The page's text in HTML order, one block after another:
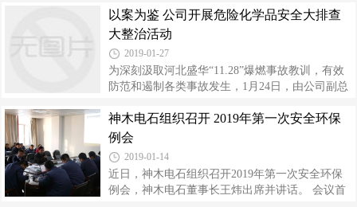
工作实践中经验进行交流发言；分厂先进个人有
针对性的从隐患排查治理、消防气防知识掌握和
应用、安全环保行为实践、应急救援处
元化工安全生产互查互检活动，通过相互沟通与
了解，达到取长补短、共促共助的目的。 1月28至
29日，公司与北元化工双方各自组织了包含安
全、工艺、设备、电气仪表、自控等专业人员在
内的互检互查小组，以查找安全管理死角与盲
区，提升安全现场标准化为目的，对生产一线进
行检查。检查内容包括两重点一重大，储槽、罐
区等，双方就互查隐患问题进行现场交流，找出
管理安全薄弱环节与改进举措，通过见贤思齐
以案为鉴 公司开展危险化学品安全大排查
大整治活动
2019-01-27
为深刻汲取河北盛华“11.28”爆燃事故教训，有效
防范和遏制各类事故发生，1月24日，由公司副总
相关职能部门参与的联合检查组共31人，针对现
场开展春节前危险化学品安全生产隐患大排查大
整治。 本次大排查大整治工作从安全、环保、工
艺、设备、电气、自控仪表、消防、劳动纪律、
文明生产等方面进行了全面、细致的排查，重点
突出对自动化控制与监测报警系统、工艺控制与
神木电石组织召开 2019年第一次安全环保
例会
2019-01-14
近日，神木电石组织召开2019年第一次安全环保
例会，神木电石董事长王炜出席并讲话。 会议首